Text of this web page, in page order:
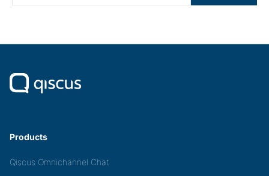
Products
Qiscus Omnichannel Chat